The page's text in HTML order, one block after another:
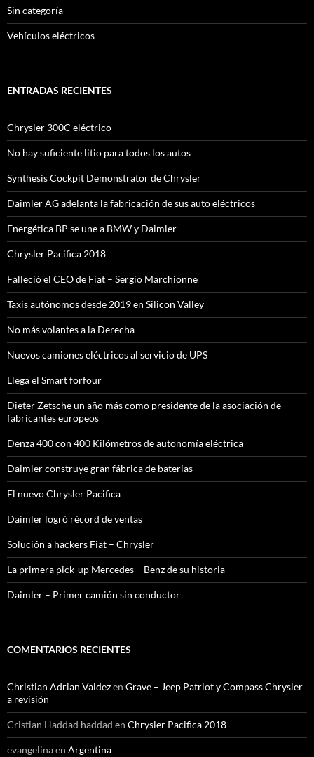
Sin categoría
Vehículos eléctricos
ENTRADAS RECIENTES
Chrysler 300C eléctrico
No hay suficiente litio para todos los autos
Synthesis Cockpit Demonstrator de Chrysler
Daimler AG adelanta la fabricación de sus auto eléctricos
Energética BP se une a BMW y Daimler
Chrysler Pacifica 2018
Falleció el CEO de Fiat – Sergio Marchionne
Taxis autónomos desde 2019 en Silicon Valley
No más volantes a la Derecha
Nuevos camiones eléctricos al servicio de UPS
Llega el Smart forfour
Dieter Zetsche un año más como presidente de la asociación de
fabricantes europeos
Denza 400 con 400 Kilómetros de autonomía eléctrica
Daimler construye gran fábrica de baterias
El nuevo Chrysler Pacifica
Daimler logró récord de ventas
Solución a hackers Fiat – Chrysler
La primera pick-up Mercedes – Benz de su historia
Daimler – Primer camión sin conductor
COMENTARIOS RECIENTES
Christian Adrian Valdezen Grave – Jeep Patriot y Compass Chrysler
a revisión
Cristian Haddad haddad en Chrysler Pacifica 2018
evangelinaen Argentina